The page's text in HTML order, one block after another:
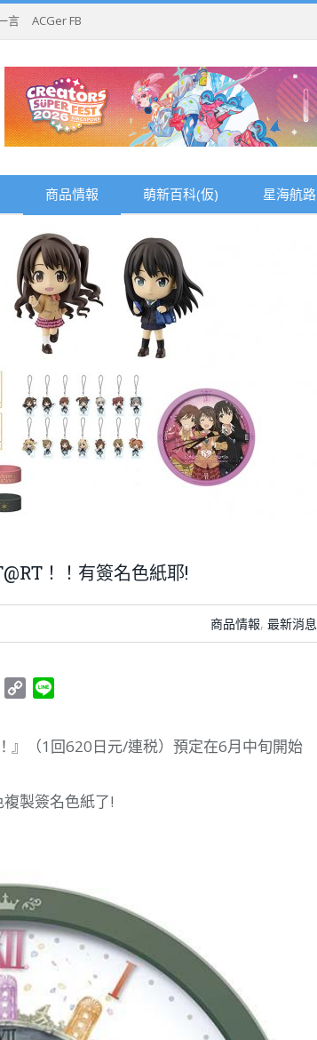
言 ACGer FB
商品情報 萌新百科(仮) 星海航路
！！有簽名色紙耶!
商品情報, 最新消息
Evernote
Copy
』（1回620日元/連税）預定在6月中旬開始
製簽名色紙了!